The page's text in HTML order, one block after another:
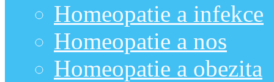
Homeopatie a infekce
Homeopatie a nos
Homeopatie a obezita